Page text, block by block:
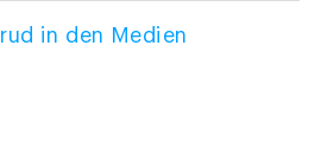
in den Medien